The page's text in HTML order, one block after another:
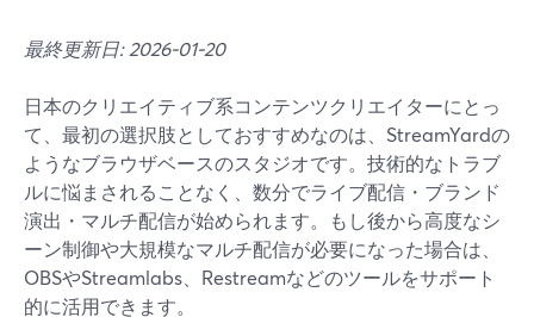
最終更新日: 2026-01-20
日本のクリエイティブ系コンテンツクリエイターにとっ
て、最初の選択肢としておすすめなのは、StreamYardの
ようなブラウザベースのスタジオです。技術的なトラブ
ルに悩まされることなく、数分でライブ配信・ブランド
演出・マルチ配信が始められます。もし後から高度なシ
ーン制御や大規模なマルチ配信が必要になった場合は、
OBSやStreamlabs、Restreamなどのツールをサポート
的に活用できます。